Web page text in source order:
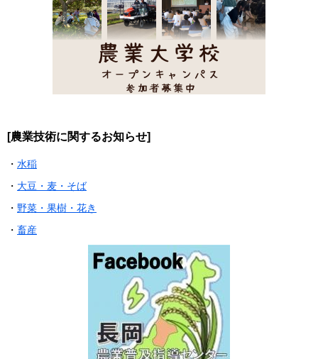
[農業技術に関するお知らせ]
・ 水稲
・ 大豆・麦・そば
・ 野菜・果樹・花き
・ 畜産